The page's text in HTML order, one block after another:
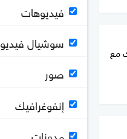
مع
فيديوهات
سوشيال فيديو
صور
إنفوغرافيك
مدونات